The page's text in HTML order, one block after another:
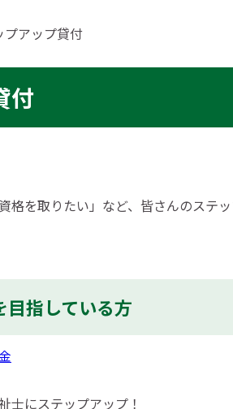
プアップ貸付
付
格を取りたい」など、皆さんのステ
目指している方
士にステップアップ！